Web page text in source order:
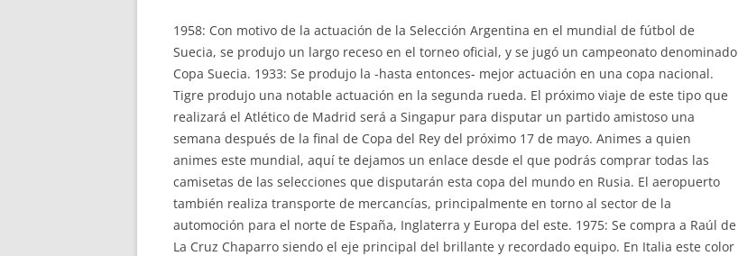
1958: Con motivo de la actuación de la Selección Argentina en el mundial de fútbol de
Suecia, se produjo un largo receso en el torneo oficial, y se jugó un campeonato denominado
Copa Suecia. 1933: Se produjo la -hasta entonces- mejor actuación en una copa nacional.
Tigre produjo una notable actuación en la segunda rueda. El próximo viaje de este tipo que
realizará el Atlético de Madrid será a Singapur para disputar un partido amistoso una
semana después de la final de Copa del Rey del próximo 17 de mayo. Animes a quien
animes este mundial, aquí te dejamos un enlace desde el que podrás comprar todas las
camisetas de las selecciones que disputarán esta copa del mundo en Rusia. El aeropuerto
también realiza transporte de mercancías, principalmente en torno al sector de la
automoción para el norte de España, Inglaterra y Europa del este. 1975: Se compra a Raúl de
La Cruz Chaparro siendo el eje principal del brillante y recordado equipo. En Italia este color